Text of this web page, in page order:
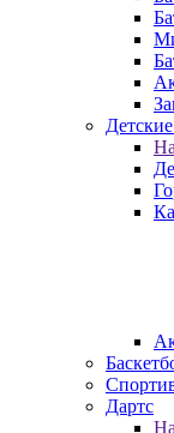
Дартс